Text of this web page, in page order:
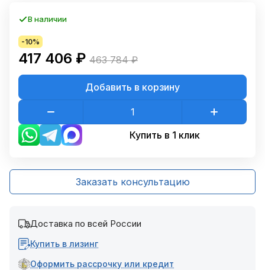
В наличии
-10%
417 406 ₽ 463 784 ₽
Добавить в корзину
Купить в 1 клик
Заказать консультацию
Доставка по всей России
Купить в лизинг
Оформить рассрочку или кредит